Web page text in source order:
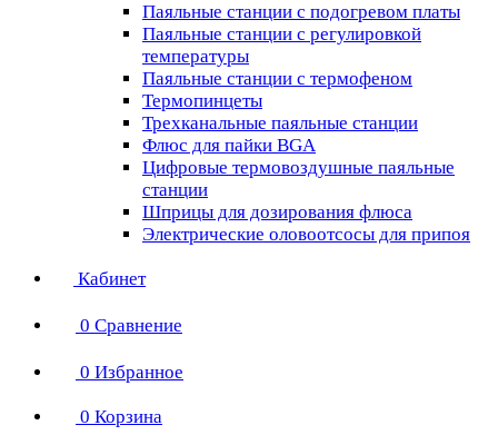
Паяльные станции с подогревом платы
Паяльные станции с регулировкой
температуры
Паяльные станции с термофеном
Термопинцеты
Трехканальные паяльные станции
Флюс для пайки BGA
Цифровые термовоздушные паяльные
станции
Шприцы для дозирования флюса
Электрические оловоотсосы для припоя
Кабинет
0 Сравнение
0 Избранное
0 Корзина